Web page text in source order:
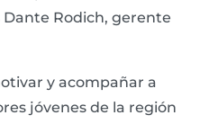
Rodich, gerente
y acompañar a
jóvenes de la región